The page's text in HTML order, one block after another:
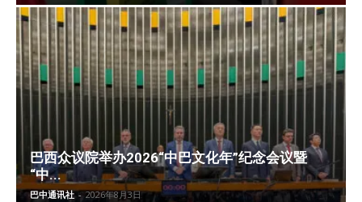
巴西众议院举办2026“中巴文化年”纪念会议暨
“中...
巴中通讯社 - 2026年8月3日